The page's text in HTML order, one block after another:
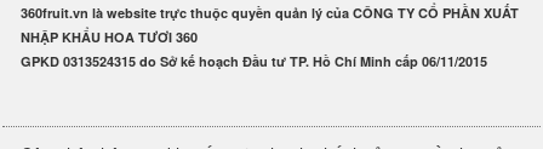
360fruit.vn là website trực thuộc quyền quản lý của CÔNG TY CỔ PHẦN XUẤT
NHẬP KHẨU HOA TƯƠI 360
GPKD 0313524315 do Sở kế hoạch Đầu tư TP. Hồ Chí Minh cấp 06/11/2015